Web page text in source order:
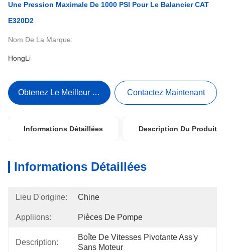
Une Pression Maximale De 1000 PSI Pour Le Balancier CAT
E320D2
Nom De La Marque:
HongLi
Obtenez Le Meilleur Prix Contactez Maintenant
Informations Détaillées Description Du Produit
Informations Détaillées
Lieu D'origine: Chine
Appliions: Pièces De Pompe
Description:
Boîte De Vitesses Pivotante Ass'y
Sans Moteur